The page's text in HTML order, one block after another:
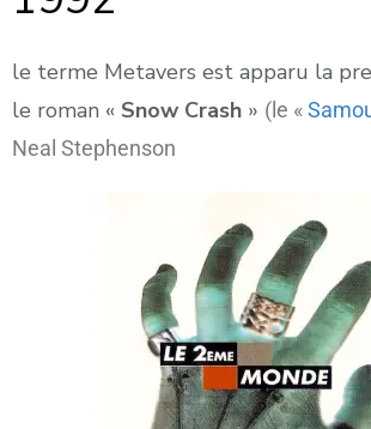
le terme Metavers est apparu la
le roman « Snow Crash » (le «
Neal Stephenson